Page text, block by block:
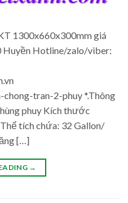
1300x660x300mm giá
Huyền Hotline/zalo/viber:
tran-2-phuy *.Thông
phuy Kích thước
tích chứa: 32 Gallon/
[…]
→